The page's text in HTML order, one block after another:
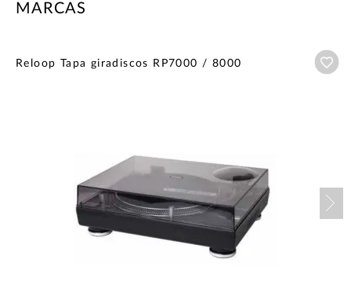
MARCAS
Reloop Tapa giradiscos RP7000 / 8000